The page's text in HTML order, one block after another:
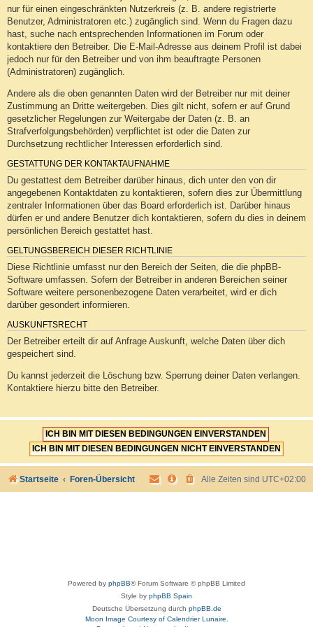
nur für einen eingeschränkten Nutzerkreis (z. B. andere registrierte
Benutzer, Administratoren etc.) zugänglich sind. Wenn du Fragen dazu
hast, suche nach entsprechenden Informationen im Forum oder
kontaktiere den Betreiber. Die E-Mail-Adresse aus deinem Profil ist dabei
jedoch nur für den Betreiber und von ihm beauftragte Personen
(Administratoren) zugänglich.
Andere als die oben genannten Daten wird der Betreiber nur mit deiner
Zustimmung an Dritte weitergeben. Dies gilt nicht, sofern er auf Grund
gesetzlicher Regelungen zur Weitergabe der Daten (z. B. an
Strafverfolgungsbehörden) verpflichtet ist oder die Daten zur
Durchsetzung rechtlicher Interessen erforderlich sind.
GESTATTUNG DER KONTAKTAUFNAHME
Du gestattest dem Betreiber darüber hinaus, dich unter den von dir
angegebenen Kontaktdaten zu kontaktieren, sofern dies zur Übermittlung
zentraler Informationen über das Board erforderlich ist. Darüber hinaus
dürfen er und andere Benutzer dich kontaktieren, sofern du dies in deinem
persönlichen Bereich gestattet hast.
GELTUNGSBEREICH DIESER RICHTLINIE
Diese Richtlinie umfasst nur den Bereich der Seiten, die die phpBB-
Software umfassen. Sofern der Betreiber in anderen Bereichen seiner
Software weitere personenbezogene Daten verarbeitet, wird er dich
darüber gesondert informieren.
AUSKUNFTSRECHT
Der Betreiber erteilt dir auf Anfrage Auskunft, welche Daten über dich
gespeichert sind.
Du kannst jederzeit die Löschung bzw. Sperrung deiner Daten verlangen.
Kontaktiere hierzu bitte den Betreiber.
Startseite Foren-Übersicht Alle Zeiten sind UTC+02:00
Powered by phpBB® Forum Software © phpBB Limited
Style by phpBB Spain
Deutsche Übersetzung durch phpBB.de
Moon Image Courtesy of Calendrier Lunaire.